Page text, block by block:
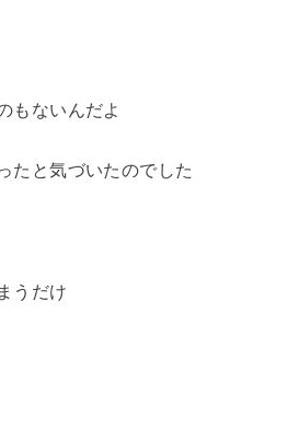
もないんだよ
たと気づいたのでした
うだけ